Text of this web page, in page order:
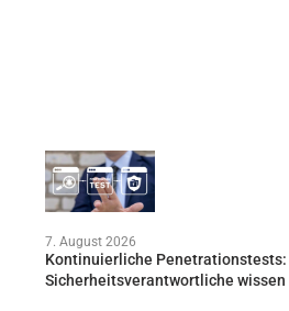
7. August 2026
Kontinuierliche Penetrationstests:
Sicherheitsverantwortliche wissen